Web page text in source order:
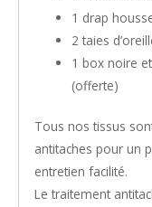
1 drap
2 taies
1 box noire
(offerte)
Tous nos tissus
antitaches pour un
entretien facilité.
Le traitement